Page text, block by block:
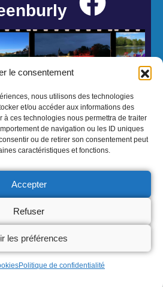
le consentement
nous utilisons des technologies
et/ou accéder aux informations des
à ces technologies nous permettra de traiter
de navigation ou les ID uniques
ou de retirer son consentement peut
caractéristiques et fonctions.
Accepter
Refuser
les préférences
Politique de confidentialité
en-Burly - Réalisation Atmedia & Partner's
Politique de confidentialité